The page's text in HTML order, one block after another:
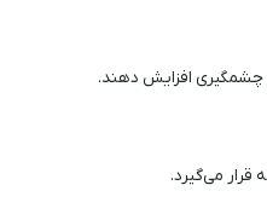
چشمگیری افزایش دهند.